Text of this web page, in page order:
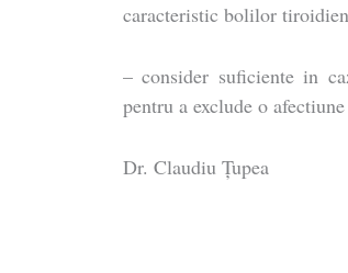
caracteristic bolilor
– consider suficiente in
pentru a exclude o
Dr. Claudiu Ţupea